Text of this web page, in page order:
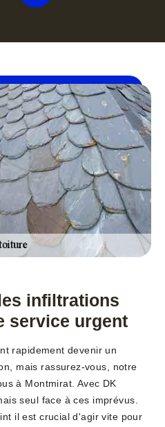
infiltrations
service urgent
rapidement devenir un
mais rassurez-vous, notre
à Montmirat. Avec DK
seul face à ces imprévus.
il est crucial d'agir vite pour